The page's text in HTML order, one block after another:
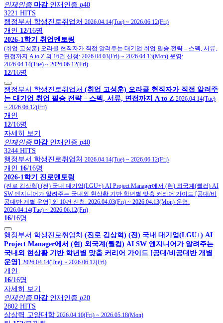
인재인증 마감 인재인증 p40
3221 HITS
행정부서 학생진로취업처 2026.04.14(Tue) ~ 2026.06.12(Fri)
개인 12/16명
2026-1학기 취업멘토링
(취업 고성훈) 오라클 현직자가 직접 알려주는 대기업 취업 필승 전략 – 스펙, 서류,
면접까지 A to Z 외 16건 신청: 2026.04.03(Fri) ~ 2026.04.13(Mon) 운영:
2026.04.14(Tue) ~ 2026.06.12(Fri)
12/16명
행정부서 학생진로취업처 (취업 고성훈) 오라클 현직자가 직접 알려주
는 대기업 취업 필승 전략 – 스펙, 서류, 면접까지 A to Z 2026.04.14(Tue)
~ 2026.06.12(Fri)
개인
12/16명
자세히 보기
인재인증 마감 인재인증 p40
3244 HITS
행정부서 학생진로취업처 2026.04.14(Tue) ~ 2026.06.12(Fri)
개인 16/16명
2026-1학기 진로멘토링
(진로 김상혁) (전) 국내 대기업(LGU+) AI Project Manager에서 (현) 외국계(퀄컴) AI
SW 엔지니어가 알려주는 국내외 현상황 기반 학년별 맞춤 커리어 가이드 [공대/비
공대반 개별 운영] 외 10건 신청: 2026.04.03(Fri) ~ 2026.04.13(Mon) 운영:
2026.04.14(Tue) ~ 2026.06.12(Fri)
16/16명
행정부서 학생진로취업처 (진로 김상혁) (전) 국내 대기업(LGU+) AI
Project Manager에서 (현) 외국계(퀄컴) AI SW 엔지니어가 알려주는
국내외 현상황 기반 학년별 맞춤 커리어 가이드 [공대/비공대반 개별
운영] 2026.04.14(Tue) ~ 2026.06.12(Fri)
개인
16/16명
자세히 보기
인재인증 마감 인재인증 p20
2802 HITS
상상력 교양대학 2026.04.10(Fri) ~ 2026.05.18(Mon)